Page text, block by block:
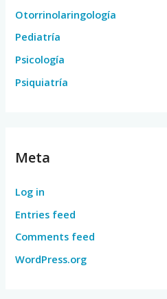
Otorrinolaringología
Pediatría
Psicología
Psiquiatría
Meta
Log in
Entries feed
Comments feed
WordPress.org